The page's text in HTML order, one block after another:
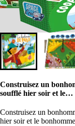
Construisez un
soufflé hier soir et le…
Construisez un
hier soir et le